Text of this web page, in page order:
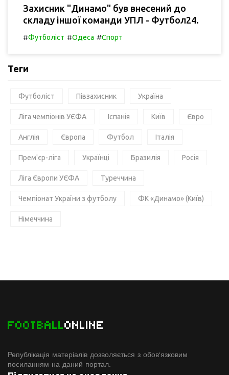
Захисник "Динамо" був внесений до
складу іншої команди УПЛ - Футбол24.
#Футболіст #Одеса #Спорт
Теги
Футболіст Півзахисник Україна
Ліга чемпіонів УЄФА Іспанія Київ Євро
Англія Європа Футбол Італія
Прем'єр-ліга Українці Бразилія Росія
Ліга Європи УЄФА Туреччина
Чемпіонат України з футболу ФК «Динамо» (Київ)
Німеччина
FOOTBALLONLINE
Републікація матеріалів дозволяється з обов'язковим
посиланням на даний портал.